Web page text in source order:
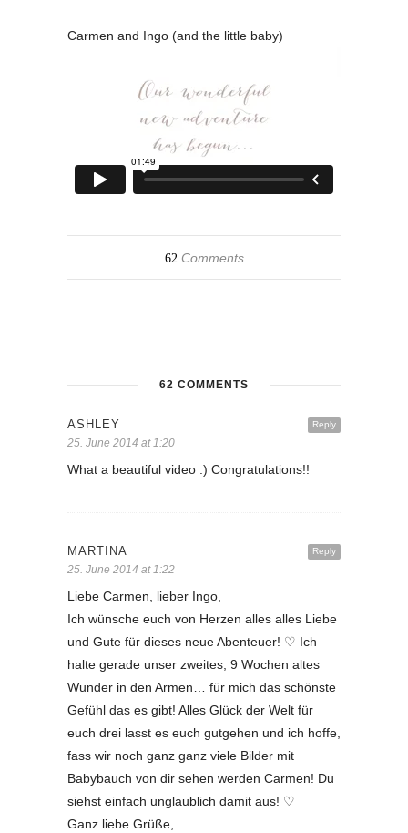
Carmen and Ingo (and the little baby)
62Comments
62 COMMENTS
Reply
ASHLEY
25. June 2014 at 1:20
What a beautiful video :) Congratulations!!
Reply
MARTINA
25. June 2014 at 1:22
Liebe Carmen, lieber Ingo,
Ich wünsche euch von Herzen alles alles Liebe
und Gute für dieses neue Abenteuer! ♡ Ich
halte gerade unser zweites, 9 Wochen altes
Wunder in den Armen… für mich das schönste
Gefühl das es gibt! Alles Glück der Welt für
euch drei lasst es euch gutgehen und ich hoffe,
fass wir noch ganz ganz viele Bilder mit
Babybauch von dir sehen werden Carmen! Du
siehst einfach unglaublich damit aus! ♡
Ganz liebe Grüße,